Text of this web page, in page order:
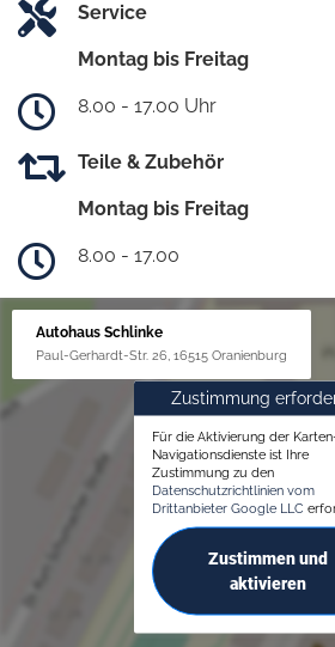
Service
Montag bis Freitag
8.00 - 17.00 Uhr
Teile & Zubehör
Montag bis Freitag
8.00 - 17.00
Autohaus Schlinke
Paul-Gerhardt-Str. 26, 16515 Oranienburg
Zustimmung
Für die Aktivierung der
Navigationsdienste ist Ihre
Zustimmung zu den
Datenschutzrichtlinien vom
Drittanbieter Google LLC
Zustimmen und
aktivieren